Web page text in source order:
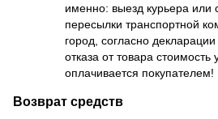
именно: выезд курьера или
пересылки транспортной
город, согласно
отказа от товара стоимость
оплачивается покупателем!
Возврат средств